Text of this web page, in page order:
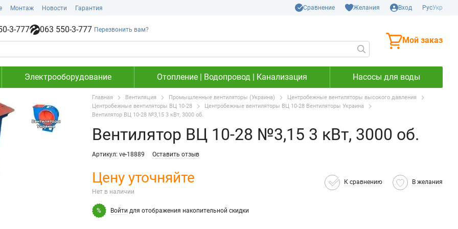
Монтаж Новости Гарантия Сравнение Желания Вход РусУкр
3-777 063 550-3-777 Перезвонить вам?
Мой заказ
Электрооборудование Отопление | Водопровод | Канализация Насосы для воды
Главная Вентиляция Промышленные вентиляторы (Украина)
Центробежные вентиляторы высокого давления
Центробежные вентиляторы ВЦ 10-28
Центробежные вентиляторы ВЦ 10-28 Вентиляторы Украина
Вентилятор ВЦ 10-28 №3,15 3 кВт, 3000 об.
Вентилятор ВЦ 10-28 №3,15 3 кВт, 3000 об.
Артикул: ve-18889 Оставить отзыв
Цену уточняйте
Нет в наличии
К сравнению В желания
% Войти для отображения накопительной скидки